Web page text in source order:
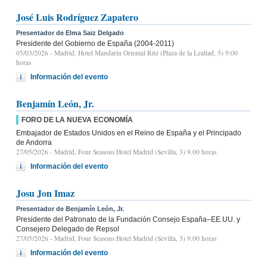
José Luis Rodríguez Zapatero
Presentador de Elma Saiz Delgado
Presidente del Gobierno de España (2004-2011)
05/03/2026 - Madrid, Hotel Mandarin Oriental Ritz (Plaza de la Lealtad, 5) 9:00
horas
Información del evento
Benjamín León, Jr.
FORO DE LA NUEVA ECONOMÍA
Embajador de Estados Unidos en el Reino de España y el Principado
de Andorra
27/05/2026 - Madrid, Four Seasons Hotel Madrid (Sevilla, 3) 9.00 horas
Información del evento
Josu Jon Imaz
Presentador de Benjamín León, Jr.
Presidente del Patronato de la Fundación Consejo España–EE.UU. y
Consejero Delegado de Repsol
27/05/2026 - Madrid, Four Seasons Hotel Madrid (Sevilla, 3) 9.00 horas
Información del evento